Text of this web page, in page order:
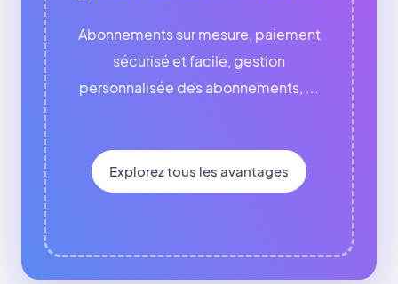
Abonnements sur mesure, paiement
sécurisé et facile, gestion
personnalisée des abonnements, ...
Explorez tous les avantages